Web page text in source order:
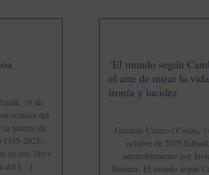
19 de
ocasión del
la muerte de
2025),
en este libro
del […]
‘El mundo según
el arte de mirar la
ironía y lucidez
Guzmán Urrero / Cualia,
octubre de 2025
admirablemente por
Jiménez, El mundo según